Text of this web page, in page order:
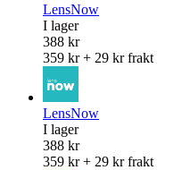
LensNow
I lager
388 kr
359 kr + 29 kr frakt
LensNow
I lager
388 kr
359 kr + 29 kr frakt